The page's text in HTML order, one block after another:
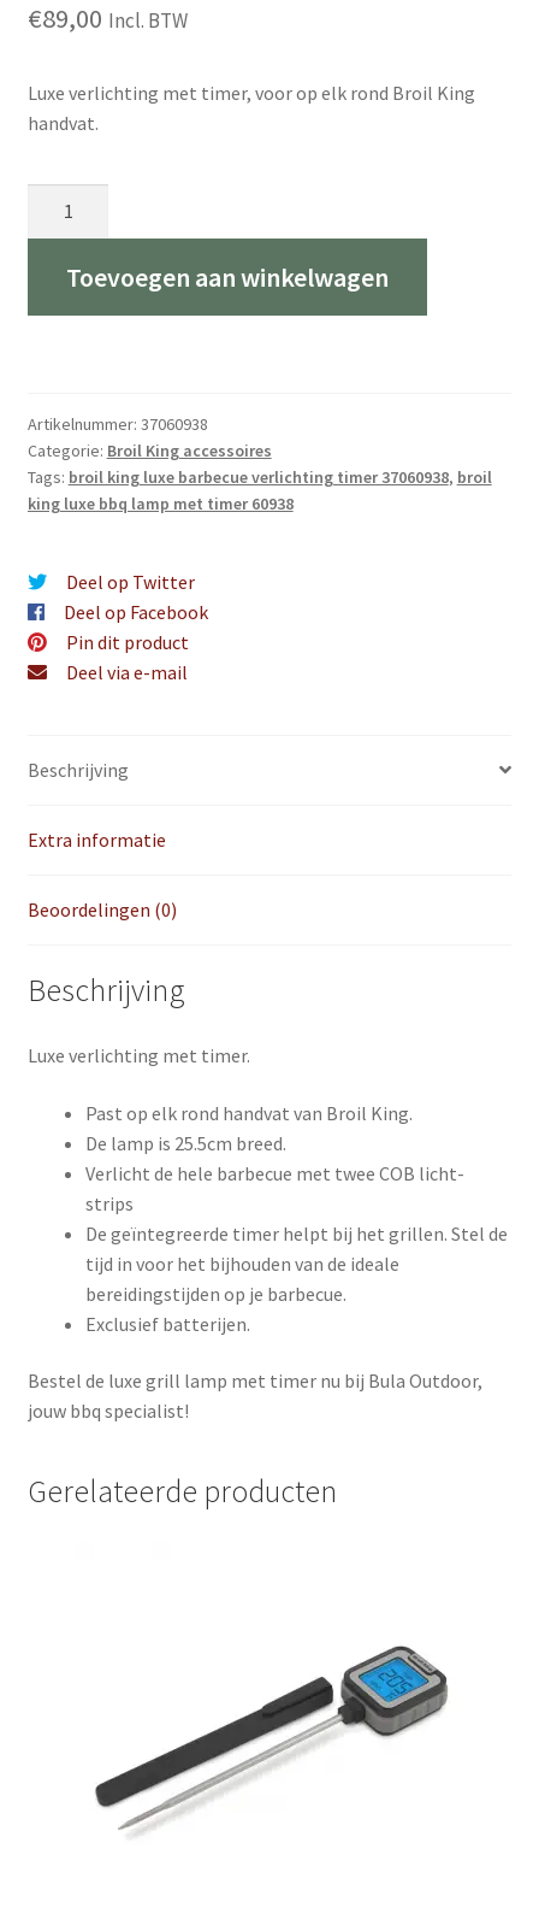
€89,00 Incl. BTW
Luxe verlichting met timer, voor op elk rond Broil King
handvat.
timer
Toevoegen aan winkelwagen
Artikelnummer: 37060938
Categorie: Broil King accessoires
Tags: broil king luxe barbecue verlichting timer 37060938, broil
king luxe bbq lamp met timer 60938
Deel op Twitter
Deel op Facebook
Pin dit product
Deel via e-mail
Beschrijving
Extra informatie
Beoordelingen (0)
Beschrijving
Luxe verlichting met timer.
Past op elk rond handvat van Broil King.
De lamp is 25.5cm breed.
Verlicht de hele barbecue met twee COB licht-
strips
De geïntegreerde timer helpt bij het grillen. Stel de
tijd in voor het bijhouden van de ideale
bereidingstijden op je barbecue.
Exclusief batterijen.
Bestel de luxe grill lamp met timer nu bij Bula Outdoor,
jouw bbq specialist!
Gerelateerde producten